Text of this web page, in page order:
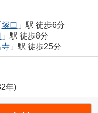
塚口 」駅 徒歩6分
」駅 徒歩8分
」駅 徒歩25分
年)